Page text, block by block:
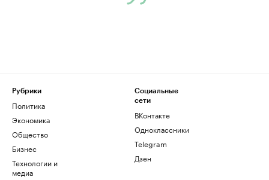
Рубрики
Политика
Экономика
Общество
Бизнес
Технологии и
медиа
Социальные
сети
ВКонтакте
Одноклассники
Telegram
Дзен